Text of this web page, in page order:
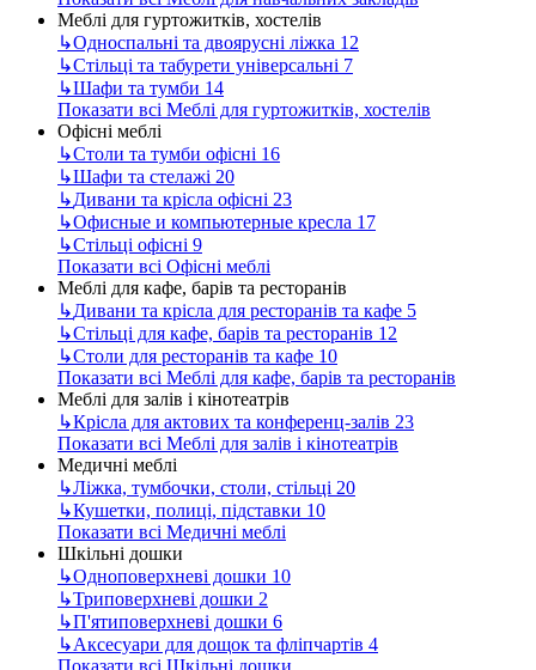
Меблі для гуртожитків, хостелів
↳Односпальні та двоярусні ліжка 12
↳Стільці та табурети універсальні 7
↳Шафи та тумби 14
Показати всі Меблі для гуртожитків, хостелів
Офісні меблі
↳Столи та тумби офісні 16
↳Шафи та стелажі 20
↳Дивани та крісла офісні 23
↳Офисные и компьютерные кресла 17
↳Стільці офісні 9
Показати всі Офісні меблі
Меблі для кафе, барів та ресторанів
↳Дивани та крісла для ресторанів та кафе 5
↳Стільці для кафе, барів та ресторанів 12
↳Столи для ресторанів та кафе 10
Показати всі Меблі для кафе, барів та ресторанів
Меблі для залів і кінотеатрів
↳Крісла для актових та конференц-залів 23
Показати всі Меблі для залів і кінотеатрів
Медичні меблі
↳Ліжка, тумбочки, столи, стільці 20
↳Кушетки, полиці, підставки 10
Показати всі Медичні меблі
Шкільні дошки
↳Одноповерхневі дошки 10
↳Триповерхневі дошки 2
↳П'ятиповерхневі дошки 6
↳Аксесуари для дощок та фліпчартів 4
Показати всі Шкільні дошки